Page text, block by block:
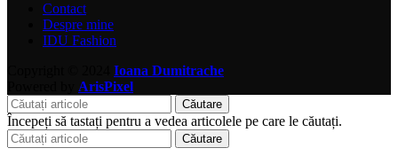
Contact
Despre mine
IDU Fashion
Ioana Dumitrache
ArisPixel
Căutare
Începeți să tastați pentru a vedea articolele pe care le căutați.
Căutare